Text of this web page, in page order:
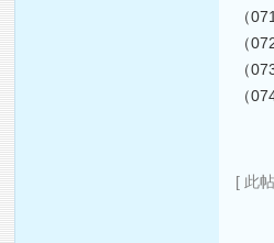
（
（
（
（
[ 此